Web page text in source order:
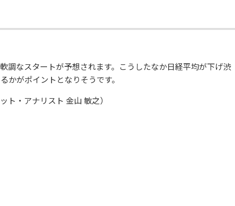
調なスタートが予想されます。こうしたなか日経平均が下げ渋
かがポイントとなりそうです。
ト・アナリスト 金山 敏之）